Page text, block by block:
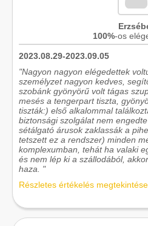
100%-os
2023.08.29-2023.09.05
"Nagyon nagyon elégedettek
személyzet nagyon kedves,
szobánk gyönyörű volt tágas
mesés a tengerpart tiszta,
tiszták:) első alkalommal
biztonsági szolgálat nem
sétálgató árusok zaklassák a
tetszett ez a rendszer) minden
komplexumban, tehát ha valaki
és nem lép ki a szállodából,
haza. "
Részletes értékelés megtekintése